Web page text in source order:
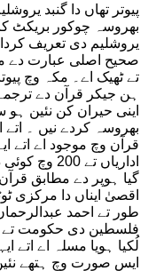
پیوتر تھاں دا گنبد
بھروسہ چوکور بریکٹ
یروشلیم دی تعریف کردا
صحیح اصلی عبارت دے
تے ٹھیک اے۔ مکہ وچ
ہن جیکر قرآن دے
اینی حیران کن نئین
بھروسہ کردے نیں ۔ اتے
قرآن وچ موجود اے اتے
اداریاں تے
گیا ہوپر دے مطابق
اقصیٰ ایناں دا مرکزی
طور تے احمد
فلسطین دی حکومت تے
لُکیا ہویا مسلہ اے اتے
ایس صورت وچ ہتھے